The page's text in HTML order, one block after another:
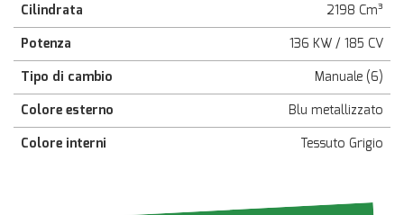
Cilindrata
2198 Cm³
Potenza
136 KW / 185 CV
Tipo di cambio
Manuale (6)
Colore esterno
Blu metallizzato
Colore interni
Tessuto Grigio